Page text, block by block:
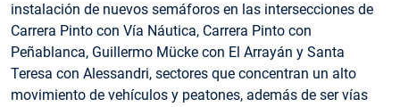
instalación de nuevos semáforos en las intersecciones de
Carrera Pinto con Vía Náutica, Carrera Pinto con
Peñablanca, Guillermo Mücke con El Arrayán y Santa
Teresa con Alessandri, sectores que concentran un alto
movimiento de vehículos y peatones, además de ser vías